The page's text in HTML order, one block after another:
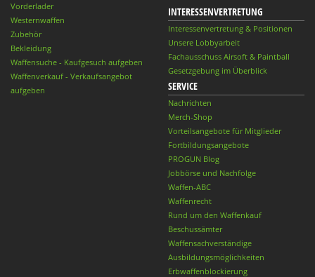
Vorderlader
Westernwaffen
Zubehör
Bekleidung
Waffensuche - Kaufgesuch aufgeben
Waffenverkauf - Verkaufsangebot
aufgeben
INTERESSENVERTRETUNG
Interessenvertretung & Positionen
Unsere Lobbyarbeit
Fachausschuss Airsoft & Paintball
Gesetzgebung im Überblick
SERVICE
Nachrichten
Merch-Shop
Vorteilsangebote für Mitglieder
Fortbildungsangebote
PROGUN Blog
Jobbörse und Nachfolge
Waffen-ABC
Waffenrecht
Rund um den Waffenkauf
Beschussämter
Waffensachverständige
Ausbildungsmöglichkeiten
Erbwaffenblockierung